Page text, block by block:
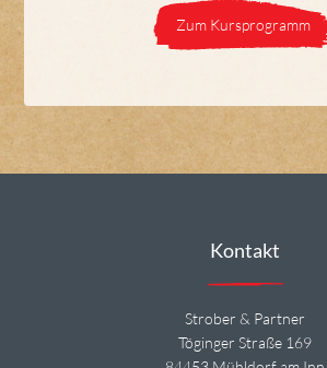
Zum Kursprogramm
Kontakt
Strober & Partner
Töginger Straße 169